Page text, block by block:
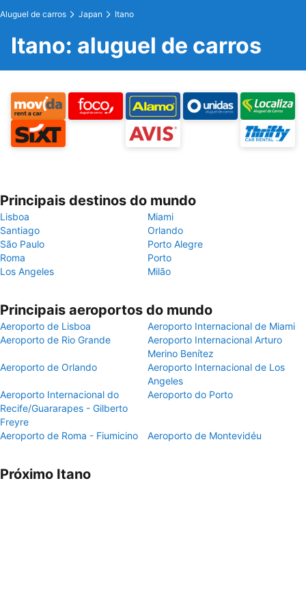
Aluguel de carros Japan Itano
Itano: aluguel de carros
Principais destinos do mundo
Lisboa
Miami
Santiago
Orlando
São Paulo
Porto Alegre
Roma
Porto
Los Angeles
Milão
Principais aeroportos do mundo
Aeroporto de Lisboa
Aeroporto Internacional de Miami
Aeroporto de Rio Grande
Aeroporto Internacional Arturo
Merino Benítez
Aeroporto de Orlando
Aeroporto Internacional de Los
Angeles
Aeroporto Internacional do
Recife/Guararapes - Gilberto
Freyre
Aeroporto do Porto
Aeroporto de Roma - Fiumicino Aeroporto de Montevidéu
Próximo Itano